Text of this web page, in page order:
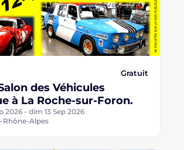
Gratuit
des Véhicules
à La Roche-sur-Foron.
2026 - dim 13 Sep 2026
Rhône-Alpes